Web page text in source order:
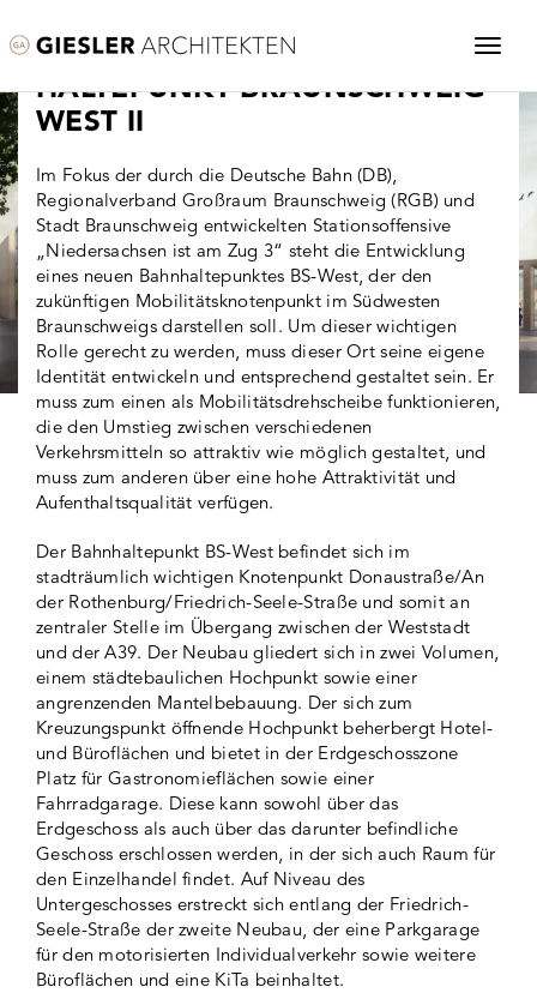
BRAUNSCHWEIG
HALTEPUNKT BRAUNSCHWEIG
WEST II
Im Fokus der durch die Deutsche Bahn (DB),
Regionalverband Großraum Braunschweig (RGB) und
Stadt Braunschweig entwickelten Stationsoffensive
„Niedersachsen ist am Zug 3“ steht die Entwicklung
eines neuen Bahnhaltepunktes BS-West, der den
zukünftigen Mobilitätsknotenpunkt im Südwesten
Braunschweigs darstellen soll. Um dieser wichtigen
Rolle gerecht zu werden, muss dieser Ort seine eigene
Identität entwickeln und entsprechend gestaltet sein. Er
muss zum einen als Mobilitätsdrehscheibe funktionieren,
die den Umstieg zwischen verschiedenen
Verkehrsmitteln so attraktiv wie möglich gestaltet, und
muss zum anderen über eine hohe Attraktivität und
Aufenthaltsqualität verfügen.
Der Bahnhaltepunkt BS-West befindet sich im
stadträumlich wichtigen Knotenpunkt Donaustraße/An
der Rothenburg/Friedrich-Seele-Straße und somit an
zentraler Stelle im Übergang zwischen der Weststadt
und der A39. Der Neubau gliedert sich in zwei Volumen,
einem städtebaulichen Hochpunkt sowie einer
angrenzenden Mantelbebauung. Der sich zum
Kreuzungspunkt öffnende Hochpunkt beherbergt Hotel-
und Büroflächen und bietet in der Erdgeschosszone
Platz für Gastronomieflächen sowie einer
Fahrradgarage. Diese kann sowohl über das
Erdgeschoss als auch über das darunter befindliche
Geschoss erschlossen werden, in der sich auch Raum für
den Einzelhandel findet. Auf Niveau des
Untergeschosses erstreckt sich entlang der Friedrich-
Seele-Straße der zweite Neubau, der eine Parkgarage
für den motorisierten Individualverkehr sowie weitere
Büroflächen und eine KiTa beinhaltet.